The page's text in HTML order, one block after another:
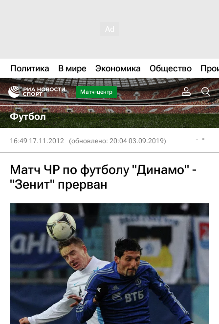
Политика В мире Экономика Общество
Матч-центр
Футбол
16:49 17.11.2012 (обновлено: 20:04 03.09.2019)
Матч ЧР по футболу "Динамо" -
"Зенит" прерван